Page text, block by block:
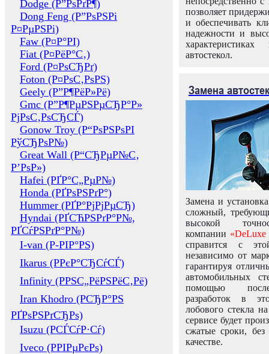
Dodge (Р”РѕРґР¶)
Dong Feng (Р”РѕРЅРі
Р¤РµРЅРі)
Faw (Р¤Р°РІ)
Fiat (Р¤РёР°С‚)
Ford (Р¤РѕСЂРґ)
Foton (Р¤РѕС‚РѕРЅ)
Geely (Р”Р¶РёР»Рё)
Gmc (Р”Р¶РµРЅРµСЂР°Р»
РјРѕС‚РѕСЂСЃ)
Gonow Troy (Р“РѕРЅРѕРІ
РўСЂРѕР№)
Great Wall (Р“СЂРµР№С‚
Р’РѕР»)
Hafei (РҐР°С„РµР№)
Honda (РҐРѕРЅРґР°)
Hummer (РҐР°РјРјРµСЂ)
Hyndai (РҐСЋРЅРґР°Р№,
РҐСѓРЅРґР°Р№)
I-van (Р-РІР°РЅ)
Ikarus (РРєР°СЂСѓСЃ)
Infinity (РРЅС„РёРЅРёС‚Рё)
Iran Khodro (РСЂР°РЅ
РҐРѕРЅРґСЂРѕ)
Isuzu (РСЃСѓР·Сѓ)
Iveco (РРІРµРєРѕ)
позволяет
и обеспечивать
надежности и
автостекол.
Замена
Замена и
сложный,
высокой
компании «DeLuxe
справится с
независимо от
гарантируя
автомобильных
помощью
разработок в
лобового стекла
сервисе будет
сжатые сроки,
качестве.